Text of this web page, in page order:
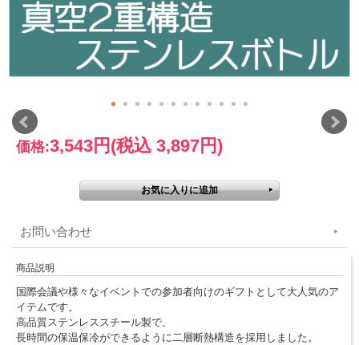
価格:3,543円 (税込 3,897円)
お問い合わせ
商品説明
国際会議や様々なイベントでの参加者向けのギフトとして大人気のア
イテムです。
高品質ステンレススチール製で、
長時間の保温保冷ができるように二層断熱構造を採用しました。